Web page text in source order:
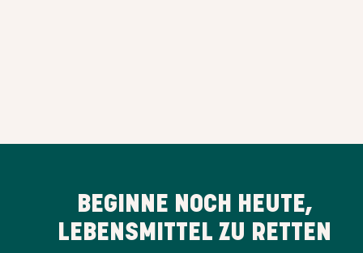
BEGINNE NOCH HEUTE,
LEBENSMITTEL ZU RETTEN